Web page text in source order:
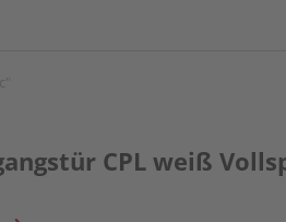
CPL weiß